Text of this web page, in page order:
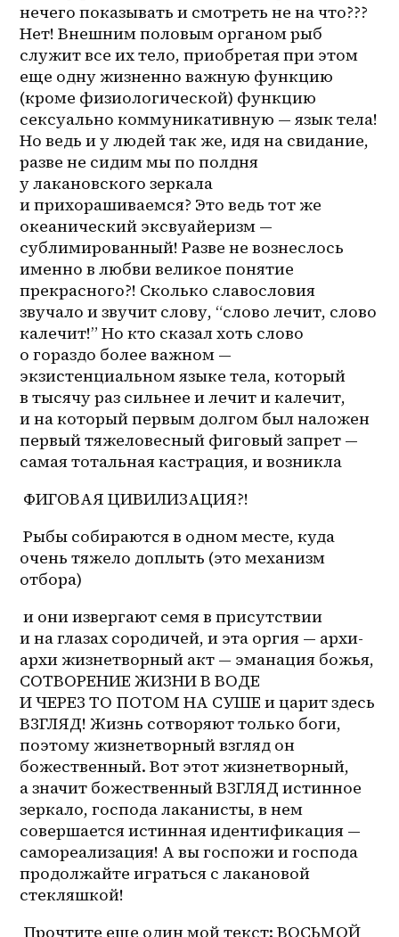
нечего показывать и смотреть не на что???
Нет! Внешним половым органом рыб
служит все их тело, приобретая при этом
еще одну жизненно важную функцию
(кроме физиологической) функцию
сексуально коммуникативную — язык тела!
Но ведь и у людей так же, идя на свидание,
разве не сидим мы по полдня
у лакановского зеркала
и прихорашиваемся? Это ведь тот же
океанический эксвуайеризм —
сублимированный! Разве не вознеслось
именно в любви великое понятие
прекрасного?! Сколько славословия
звучало и звучит слову, “слово лечит, слово
калечит!” Но кто сказал хоть слово
о гораздо более важном —
экзистенциальном языке тела, который
в тысячу раз сильнее и лечит и калечит,
и на который первым долгом был наложен
первый тяжеловесный фиговый запрет —
самая тотальная кастрация, и возникла
ФИГОВАЯ ЦИВИЛИЗАЦИЯ?!
Рыбы собираются в одном месте, куда
очень тяжело доплыть (это механизм
отбора)
и они извергают семя в присутствии
и на глазах сородичей, и эта оргия — архи-
архи жизнетворный акт — эманация божья,
СОТВОРЕНИЕ ЖИЗНИ В ВОДЕ
И ЧЕРЕЗ ТО ПОТОМ НА СУШЕ и царит здесь
ВЗГЛЯД! Жизнь сотворяют только боги,
поэтому жизнетворный взгляд он
божественный. Вот этот жизнетворный,
а значит божественный ВЗГЛЯД истинное
зеркало, господа лаканисты, в нем
совершается истинная идентификация —
самореализация! А вы госпожи и господа
продолжайте играться с лакановой
стекляшкой!